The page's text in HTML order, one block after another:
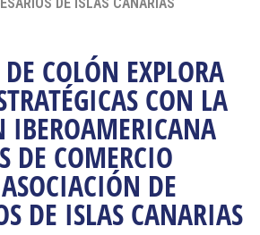
COLÓN EXPLORA
CON LA
IBEROAMERICANA
DE COMERCIO
DE
DE ISLAS CANARIAS